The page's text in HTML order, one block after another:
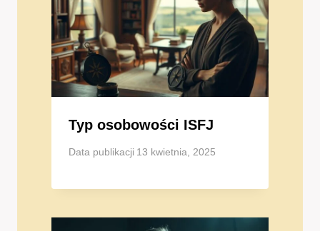
Typ osobowości ISFJ
Data publikacji 13 kwietnia, 2025